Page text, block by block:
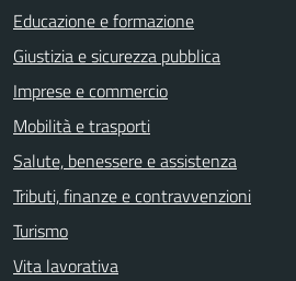
Educazione e formazione
Giustizia e sicurezza pubblica
Imprese e commercio
Mobilità e trasporti
Salute, benessere e assistenza
Tributi, finanze e contravvenzioni
Turismo
Vita lavorativa